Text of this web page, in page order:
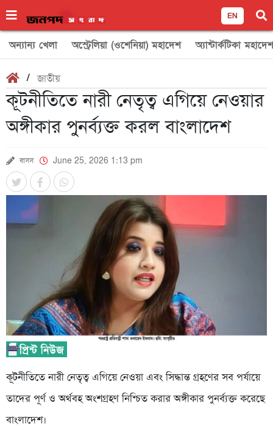
EN
অন্যান্য খেলা অস্ট্রেলিয়া (ওশেনিয়া) মহাদেশ অ্যান্টার্কটিকা মহাদেশ
/জাতীয়
কূটনীতিতে নারী নেতৃত্ব এগিয়ে নেওয়ার
অঙ্গীকার পুনর্ব্যক্ত করল বাংলাদেশ
বাসস June 25, 2026 1:13 pm
কূটনীতিতে নারী নেতৃত্ব এগিয়ে নেওয়া এবং সিদ্ধান্ত গ্রহণের সব পর্যায়ে
তাদের পূর্ণ ও অর্থবহ অংশগ্রহণ নিশ্চিত করার অঙ্গীকার পুনর্ব্যক্ত করেছে
বাংলাদেশ।